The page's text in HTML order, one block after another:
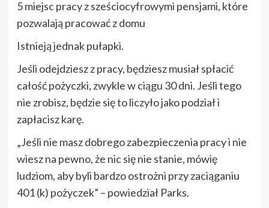
5 miejsc pracy z sześciocyfrowymi pensjami, które
pozwalają pracować z domu
Istnieją jednak pułapki.
Jeśli odejdziesz z pracy, będziesz musiał spłacić
całość pożyczki, zwykle w ciągu 30 dni. Jeśli tego
nie zrobisz, będzie się to liczyło jako podział i
zapłacisz karę.
„Jeśli nie masz dobrego zabezpieczenia pracy i nie
wiesz na pewno, że nic się nie stanie, mówię
ludziom, aby byli bardzo ostrożni przy zaciąganiu
401 (k) pożyczek” – powiedział Parks.